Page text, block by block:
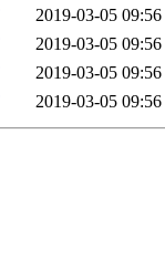
2019-03-05 09:56
2019-03-05 09:56
2019-03-05 09:56
2019-03-05 09:56